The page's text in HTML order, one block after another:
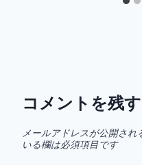
コメントを残す
メールアドレスが公開され
いる欄は必須項目です